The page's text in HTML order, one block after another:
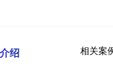
绍 相关案